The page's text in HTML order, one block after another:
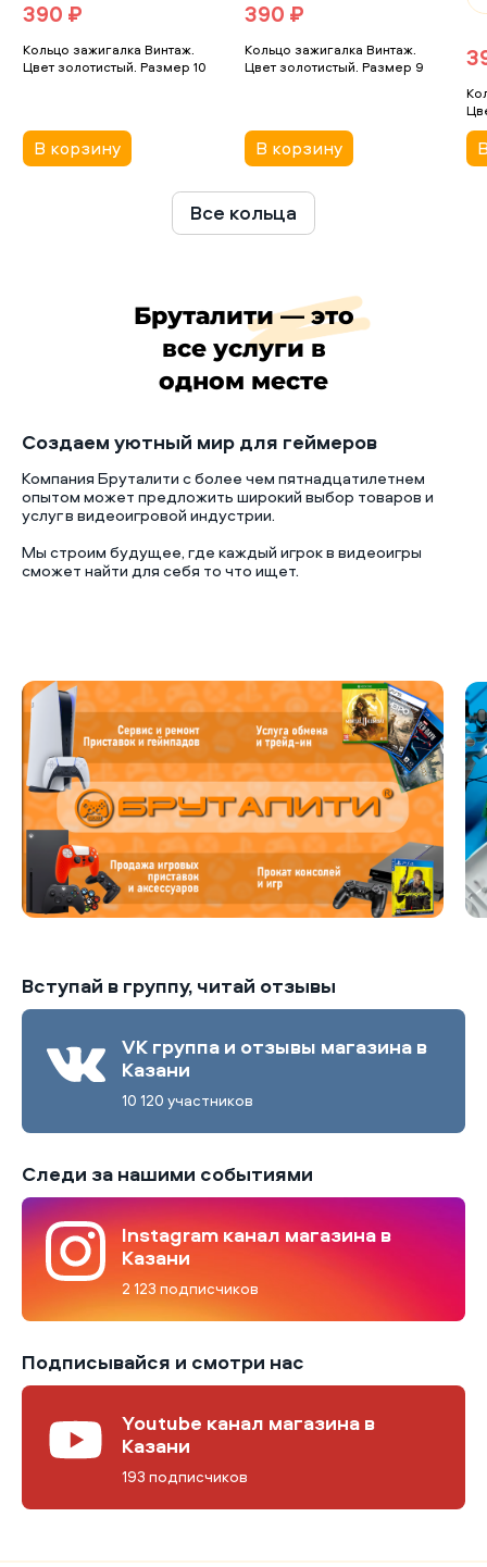
390 ₽
Кольцо зажигалка Винтаж.
Цвет золотистый. Размер 10
В корзину
390 ₽
Кольцо зажигалка Винтаж.
Цвет золотистый. Размер 9
В корзину
Все кольца
Бруталити — это
все услуги в
одном месте
Создаем уютный мир для геймеров
Компания Бруталити с более чем пятнадцатилетнем
опытом может предложить широкий выбор товаров и
услуг в видеоигровой индустрии.
Мы строим будущее, где каждый игрок в видеоигры
сможет найти для себя то что ищет.
Вступай в группу, читай отзывы
VK группа и отзывы магазина в
Казани
10 120 участников
Следи за нашими событиями
Instagram канал магазина в
Казани
2 123 подписчиков
Подписывайся и смотри нас
Youtube канал магазина в
Казани
193 подписчиков